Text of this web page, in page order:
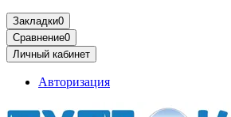
Закладки0
Сравнение0
Личный кабинет
Авторизация